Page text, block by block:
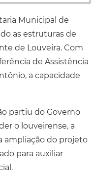
Municipal de
as estruturas de
de Louveira. Com
de Assistência
a capacidade
partiu do Governo
o louveirense, a
ampliação do projeto
para auxiliar